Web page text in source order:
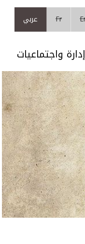
Fr عربي
إدارة واجتماعيات